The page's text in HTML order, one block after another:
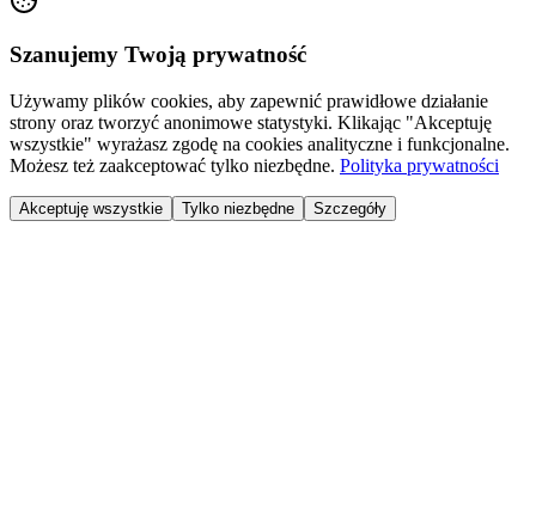
Szanujemy Twoją prywatność
Używamy plików cookies, aby zapewnić prawidłowe działanie
strony oraz tworzyć anonimowe statystyki. Klikając "Akceptuję
wszystkie" wyrażasz zgodę na cookies analityczne i funkcjonalne.
Możesz też zaakceptować tylko niezbędne. Polityka prywatności
Akceptuję wszystkie Tylko niezbędne Szczegóły